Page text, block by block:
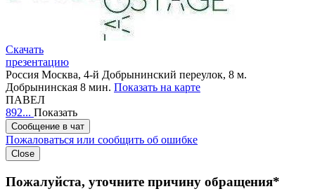
Скачать
презентацию
Россия Москва, 4-й Добрынинский переулок, 8 м.
Добрынинская 8 мин. Показать на карте
ПАВЕЛ
892... Показать
Сообщение в чат
Пожаловаться или сообщить об ошибке
Close
Пожалуйста, уточните причину обращения*